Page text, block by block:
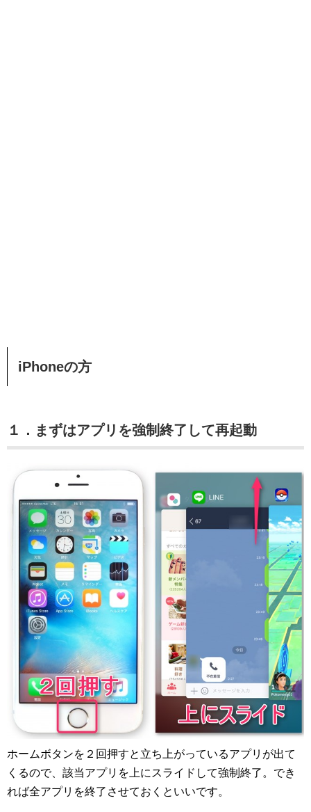
iPhoneの方
１．まずはアプリを強制終了して再起動
ホームボタンを２回押すと立ち上がっているアプリが出て
くるので、該当アプリを上にスライドして強制終了。でき
れば全アプリを終了させておくといいです。